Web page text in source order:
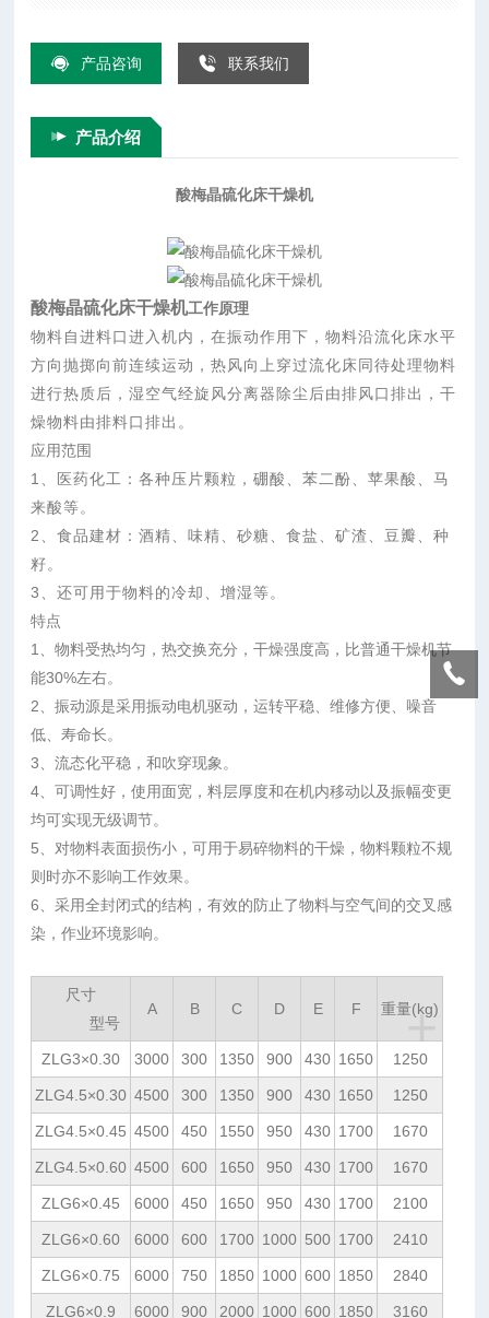
产品咨询 联系我们
产品介绍
酸梅晶硫化床干燥机
酸梅晶硫化床干燥机工作原理
物料自进料口进入机内，在振动作用下，物料沿流化床水平
方向抛掷向前连续运动，热风向上穿过流化床同待处理物料
进行热质后，湿空气经旋风分离器除尘后由排风口排出，干
燥物料由排料口排出。
应用范围
1、医药化工：各种压片颗粒，硼酸、苯二酚、苹果酸、马
来酸等。
2、食品建材：酒精、味精、砂糖、食盐、矿渣、豆瓣、种
籽。
3、还可用于物料的冷却、增湿等。
特点
1、物料受热均匀，热交换充分，干燥强度高，比普通干燥机节
能30%左右。
2、振动源是采用振动电机驱动，运转平稳、维修方便、噪音
低、寿命长。
3、流态化平稳，和吹穿现象。
4、可调性好，使用面宽，料层厚度和在机内移动以及振幅变更
均可实现无级调节。
5、对物料表面损伤小，可用于易碎物料的干燥，物料颗粒不规
则时亦不影响工作效果。
6、采用全封闭式的结构，有效的防止了物料与空气间的交叉感
染，作业环境影响。
+
尺寸
型号
A B C D E F 重量(kg)
ZLG3×0.30 3000 300 1350 900 430 1650 1250
ZLG4.5×0.30 4500 300 1350 900 430 1650 1250
ZLG4.5×0.45 4500 450 1550 950 430 1700 1670
ZLG4.5×0.60 4500 600 1650 950 430 1700 1670
ZLG6×0.45 6000 450 1650 950 430 1700 2100
ZLG6×0.60 6000 600 1700 1000 500 1700 2410
ZLG6×0.75 6000 750 1850 1000 600 1850 2840
ZLG6×0.9 6000 900 2000 1000 600 1850 3160